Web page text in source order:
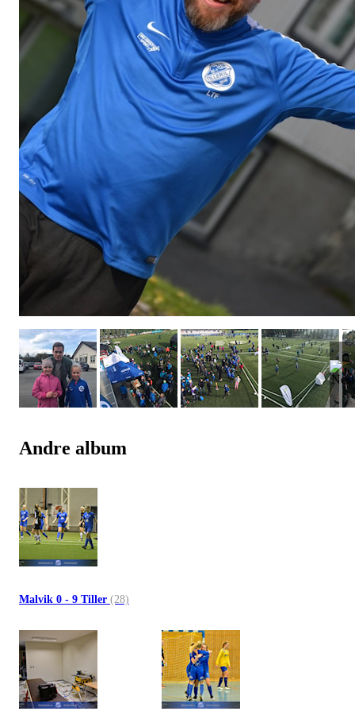
Andre album
Malvik 0 - 9 Tiller (28)